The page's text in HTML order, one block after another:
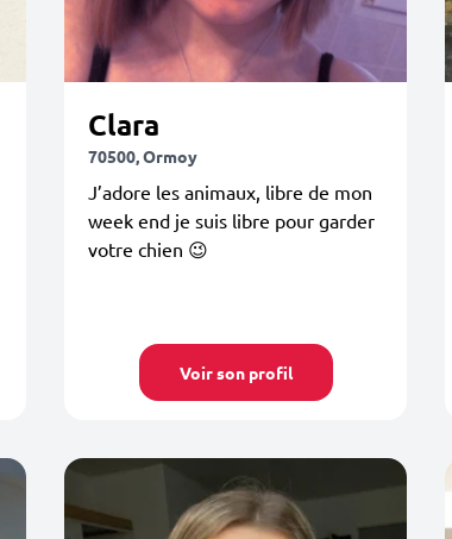
Clara
70500, Ormoy
J’adore les animaux, libre de mon
week end je suis libre pour garder
votre chien 😉
Voir son profil